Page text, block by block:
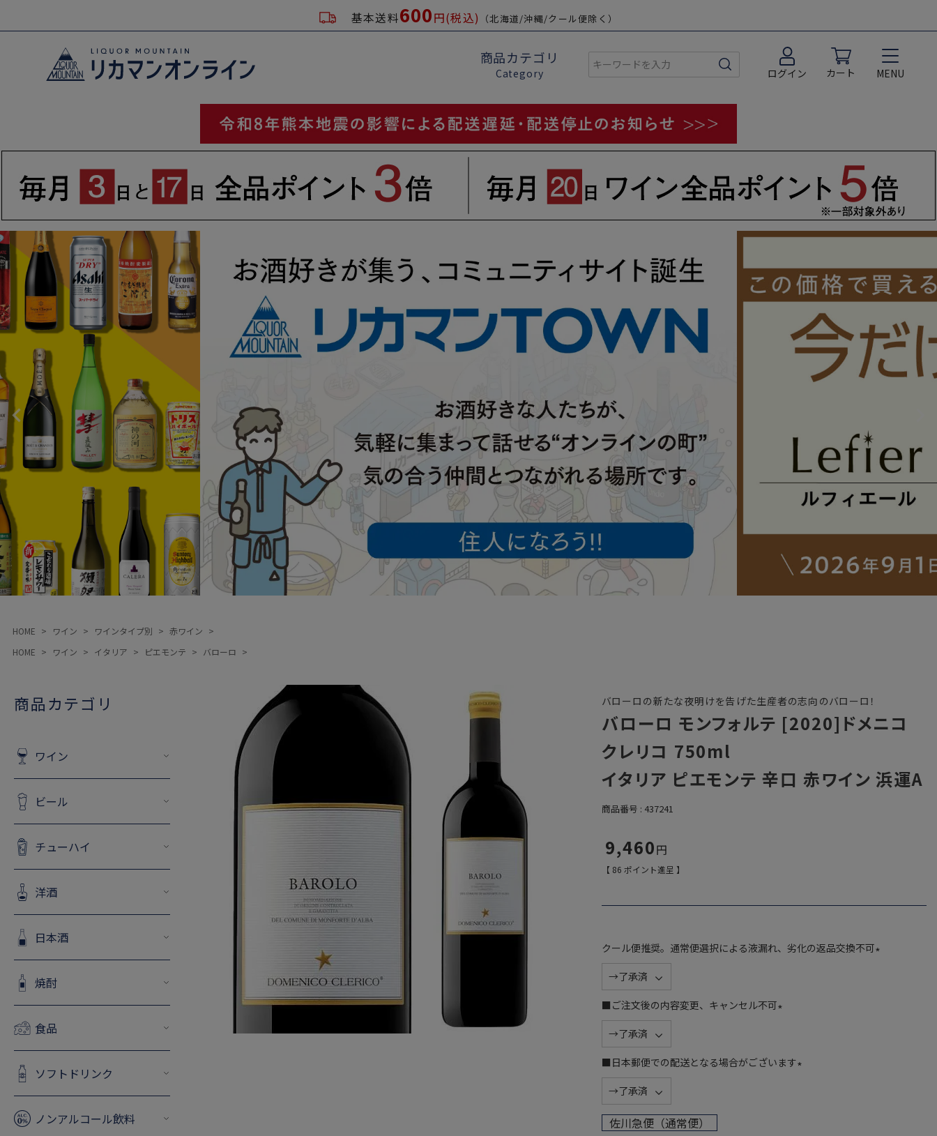
基本送料600円(税込) （北海道/沖縄/クール便除く）
商品カテゴリ
Category ログイン カート MENU
HOME ワイン ワインタイプ別
赤ワイン
HOME
ワイン イタリア ピエモンテ バローロ
商品カテゴリ
ワイン
ビール
チューハイ
洋酒
日本酒
焼酎
食品
ソフトドリンク
ノンアルコール飲料
バローロの新たな夜明けを告げた生産者の志向のバローロ！
バローロ モンフォルテ [2020]ドメニコ
クレリコ 750ml
イタリア ピエモンテ 辛口 赤ワイン 浜運A
商品番号 437241
9,460
【 86 ポイント進呈 】
クール便推奨。通常便選択による液漏れ、劣化の返品交換不可
■ご注文後の内容変更、キャンセル不可
須
■日本郵便での配送となる場合がございます
佐川急便（通常便）